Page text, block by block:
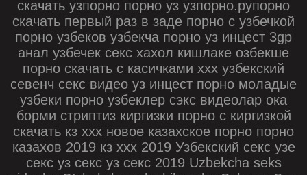
скачать узпорно порно уз узпорно.рупорно
скачать первый раз в заде порно с узбечкой
порно узбеков узбекча порно уз инцест 3gp
анал узбечек секс хахол кишлаке озбекше
порно скачать с касичками ххх узбекский
севенч секс видео уз инцест порно моладые
узбеки порно узбеклер сэкс видеолар ока
борми стриптиз киргизки порно с киргизкой
скачать кз ххх новое казахское порно порно
казахов 2019 кз ххх 2019 Узбекский секс узе
секс уз секс уз секс 2019 Uzbekcha seks